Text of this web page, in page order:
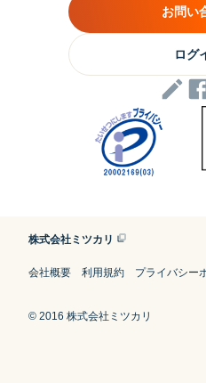
お問い
ログ
株式会社ミツカリ
会社概要 利用規約 プライバシー
© 2016 株式会社ミツカリ